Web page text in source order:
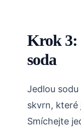
Krok 3:
soda
Jedlou
skvrn, které
Smíchejte